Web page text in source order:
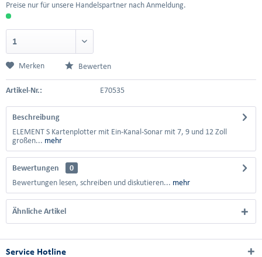
Preise nur für unsere Handelspartner nach Anmeldung.
Merken Bewerten
Artikel-Nr.: E70535
Beschreibung
ELEMENT S Kartenplotter mit Ein-Kanal-Sonar mit 7, 9 und 12 Zoll
großen... mehr
Bewertungen
0
Bewertungen lesen, schreiben und diskutieren... mehr
Ähnliche Artikel
Service Hotline